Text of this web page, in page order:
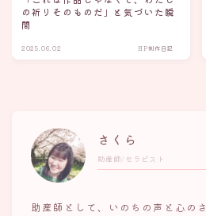
の祈りそのものだ」と気づいた瞬
間
2025.06.02 HP制作日記
さくら
助産師/セラピスト
助産師として、いのちの声と心の